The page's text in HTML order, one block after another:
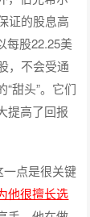
证的股息高
每股22.25美
，不会受通
甜头”。它们
提高了回报
一点是很关键
他很擅长选